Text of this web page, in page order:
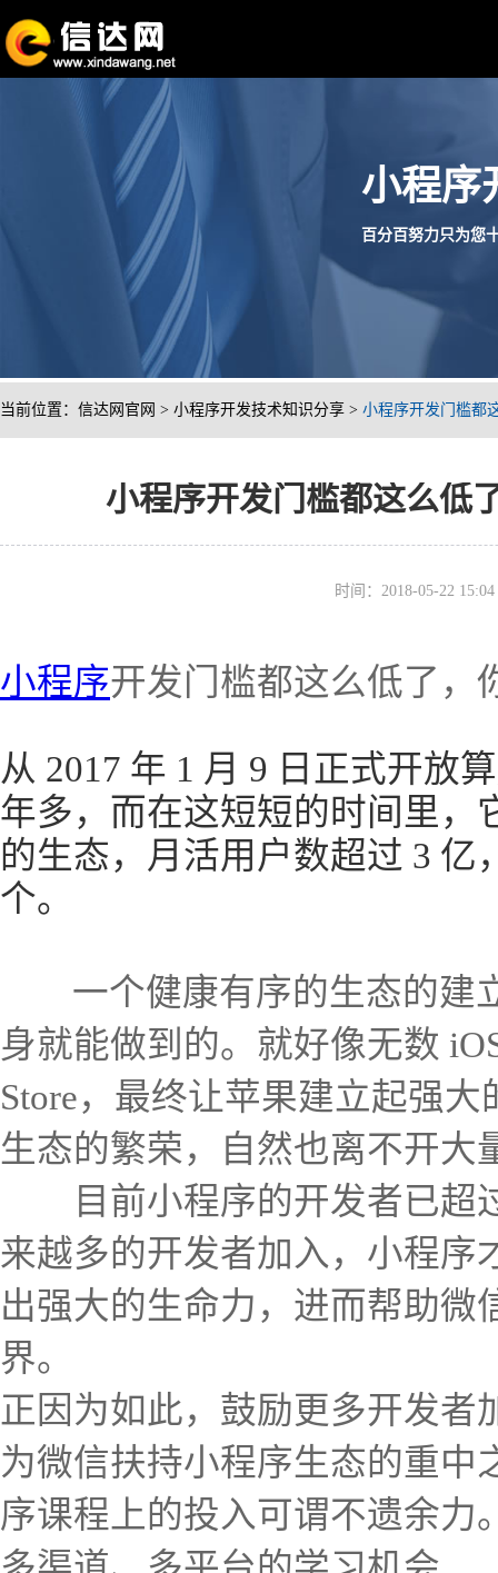
小程序
百分百努力只为您
当前位置： 信达网官网 > 小程序开发技术知识分享 > 小程序开发门槛都
小程序开发门槛都这么低
时间：2018-05-22
小程序开发门槛都这么低了，
从 2017 年 1 月 9 日正式开放
年多，而在这短短的时间里，
的生态，月活用户数超过 3 亿
个。
一个健康有序的生态的建
身就能做到的。就好像无数
Store，最终让苹果建立起强大
生态的繁荣，自然也离不开大
目前小程序的开发者已超
来越多的开发者加入，小程序
出强大的生命力，进而帮助微
界。
正因为如此，鼓励更多开发者
为微信扶持小程序生态的重中
序课程上的投入可谓不遗余力